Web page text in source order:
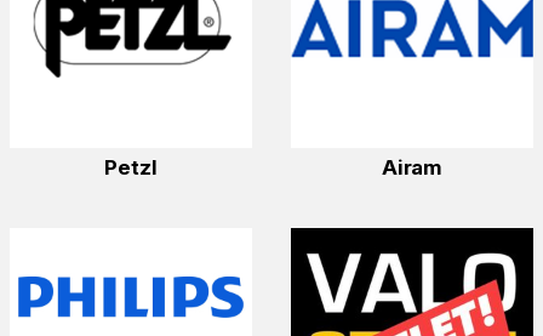
Petzl Airam